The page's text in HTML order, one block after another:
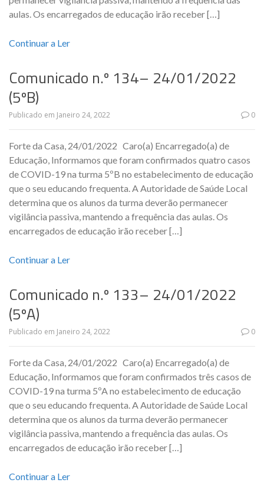
aulas. Os encarregados de educação irão receber […]
Continuar a Ler
Comunicado n.º 134– 24/01/2022
(5ºB)
Publicado em Janeiro 24, 2022 0
Forte da Casa, 24/01/2022 Caro(a) Encarregado(a) de
Educação, Informamos que foram confirmados quatro casos
de COVID-19 na turma 5ºB no estabelecimento de educação
que o seu educando frequenta. A Autoridade de Saúde Local
determina que os alunos da turma deverão permanecer
vigilância passiva, mantendo a frequência das aulas. Os
encarregados de educação irão receber […]
Continuar a Ler
Comunicado n.º 133– 24/01/2022
(5ºA)
Publicado em Janeiro 24, 2022 0
Forte da Casa, 24/01/2022 Caro(a) Encarregado(a) de
Educação, Informamos que foram confirmados três casos de
COVID-19 na turma 5ºA no estabelecimento de educação
que o seu educando frequenta. A Autoridade de Saúde Local
determina que os alunos da turma deverão permanecer
vigilância passiva, mantendo a frequência das aulas. Os
encarregados de educação irão receber […]
Continuar a Ler